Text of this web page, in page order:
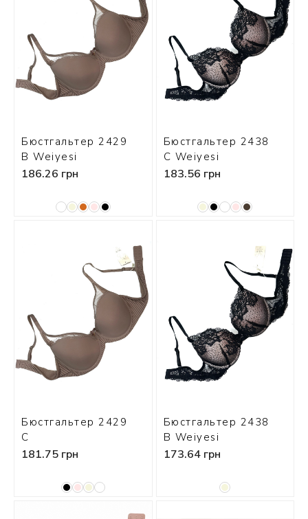
Бюстгальтер 2429
В Weiyesi
186.26 грн
Бюстгальтер 2438
С Weiyesi
183.56 грн
Бюстгальтер 2429
С
181.75 грн
Бюстгальтер 2438
В Weiyesi
173.64 грн